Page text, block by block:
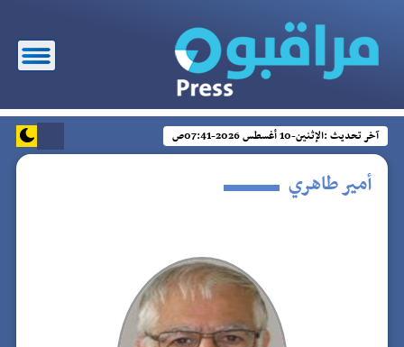
آخر تحديث :الإثنين-10 أغسطس 2026-07:41ص
أمير طاهري